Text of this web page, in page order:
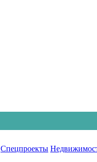
Спецпроекты